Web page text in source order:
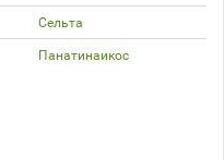
Сельта
Панатинаикос